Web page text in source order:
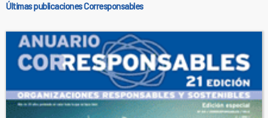
Últimas publicaciones Corresponsables